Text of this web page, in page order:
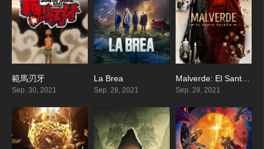
範馬刃牙
Sep. 30, 2021
La Brea
Sep. 28, 2021
7.667
Malverde: El Santo Patrón
Sep. 28, 2021